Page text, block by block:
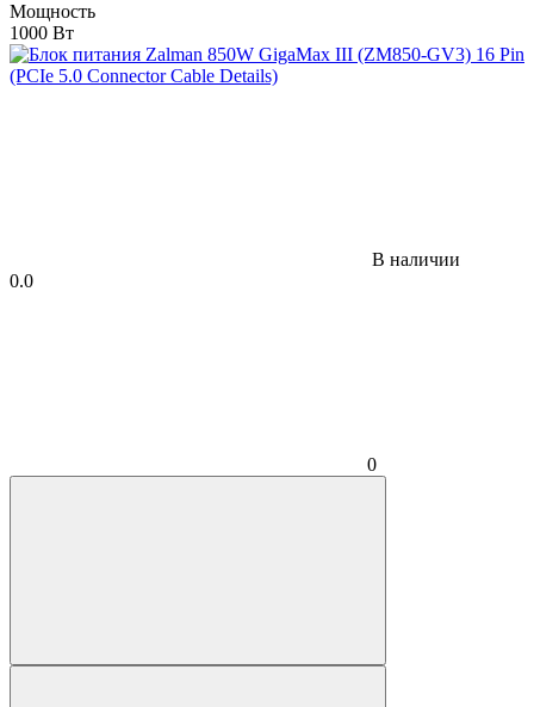
Мощность
1000 Вт
В наличии
0.0
0